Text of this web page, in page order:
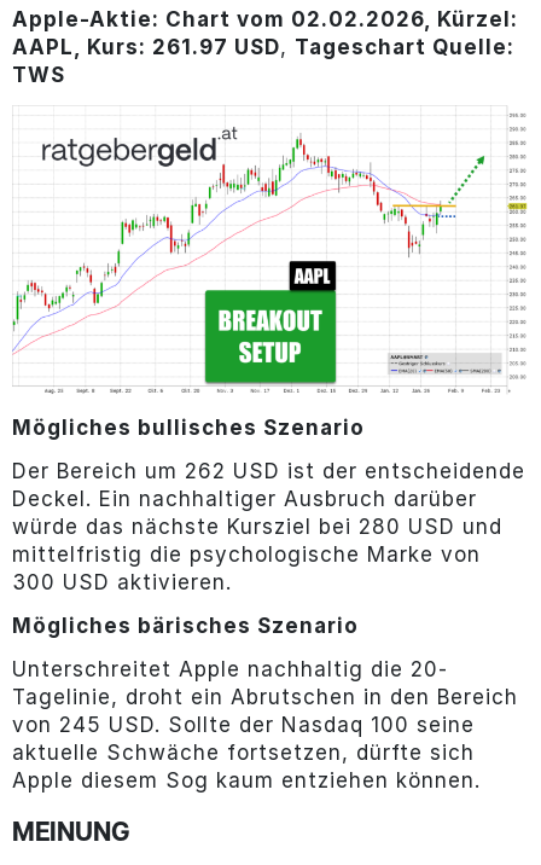
Apple-Aktie: Chart vom 02.02.2026, Kürzel:
AAPL, Kurs: 261.97 USD, Tageschart Quelle:
TWS
Mögliches bullisches Szenario
Der Bereich um 262 USD ist der entscheidende
Deckel. Ein nachhaltiger Ausbruch darüber
würde das nächste Kursziel bei 280 USD und
mittelfristig die psychologische Marke von
300 USD aktivieren.
Mögliches bärisches Szenario
Unterschreitet Apple nachhaltig die 20-
Tagelinie, droht ein Abrutschen in den Bereich
von 245 USD. Sollte der Nasdaq 100 seine
aktuelle Schwäche fortsetzen, dürfte sich
Apple diesem Sog kaum entziehen können.
MEINUNG